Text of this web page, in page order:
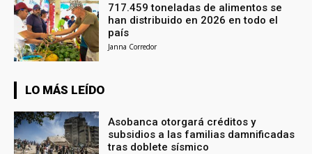
717.459 toneladas de alimentos se
han distribuido en 2026 en todo el
país
Janna Corredor
LO MÁS LEÍDO
Asobanca otorgará créditos y
subsidios a las familias damnificadas
tras doblete sísmico